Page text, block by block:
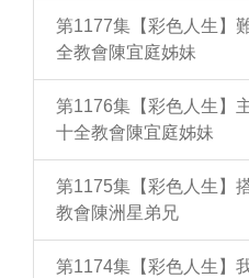
第1177集【彩色人生】
全教會陳宜庭姊妹
第1176集【彩色人生】
十全教會陳宜庭姊妹
第1175集【彩色人生】
教會陳洲星弟兄
第1174集【彩色人生】